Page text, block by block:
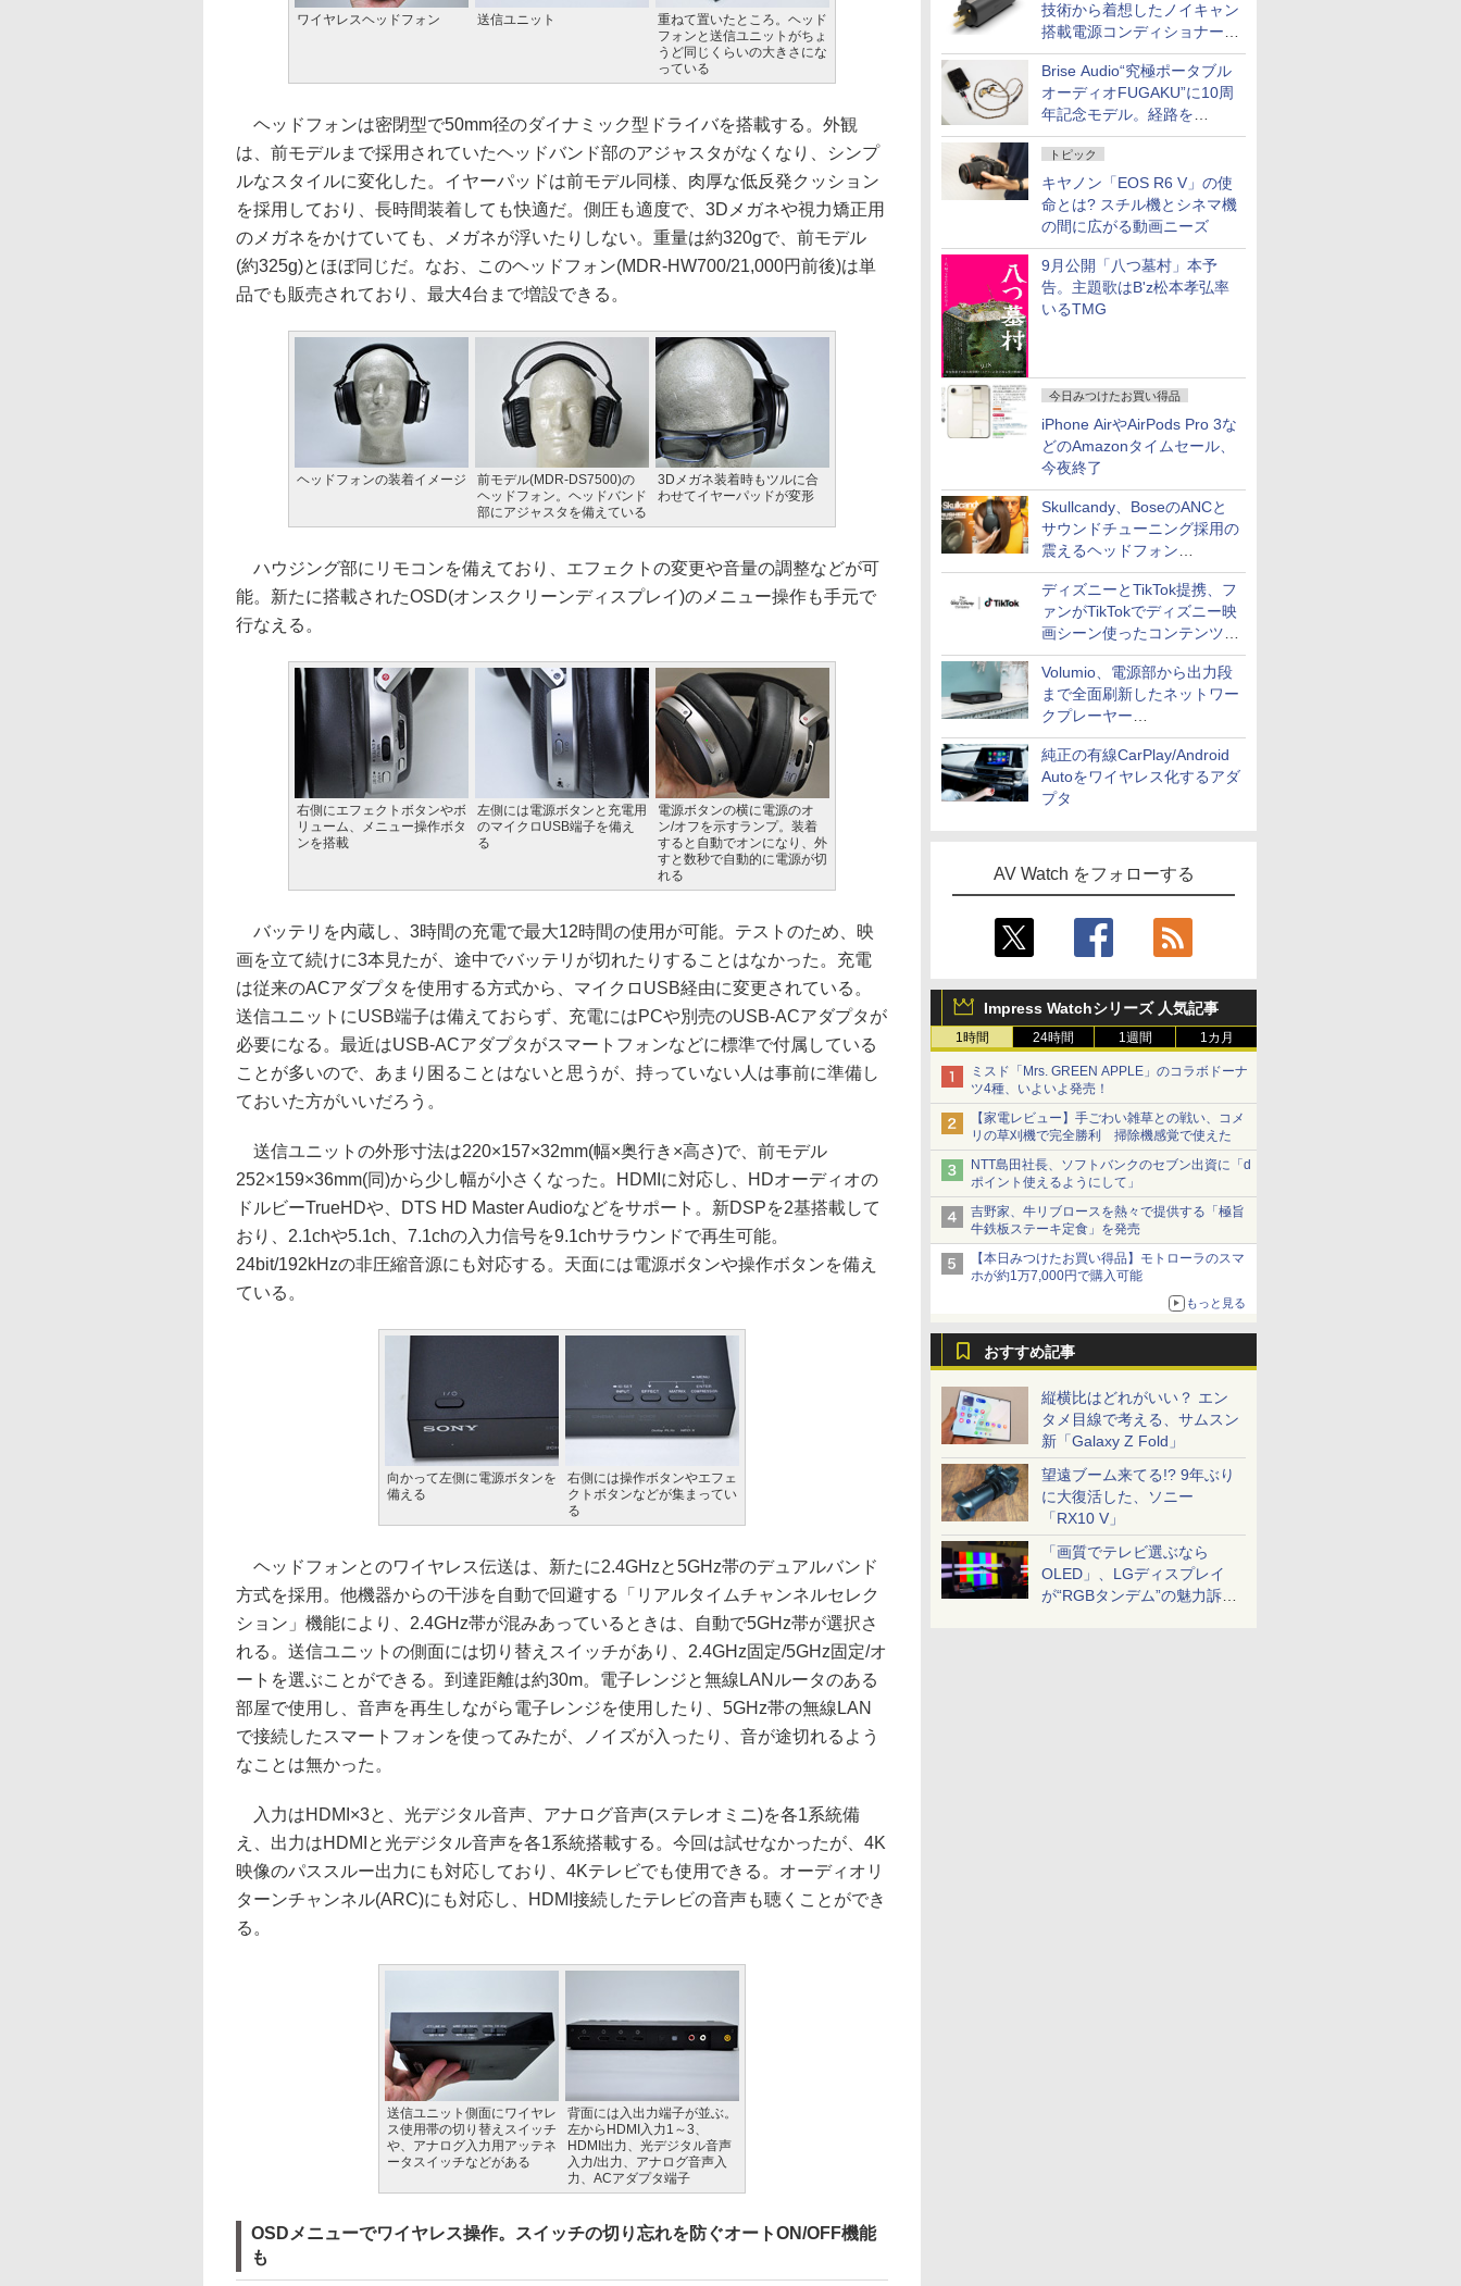
技術から着想したノイキャン
搭載電源コンディショナー
「AC iPurifier2」
Brise Audio“究極ポータブル
オーディオFUGAKU”に10周
年記念モデル。経路を
NISHIKIで統一。400万円
トピック
キヤノン「EOS R6 V」の使
命とは? スチル機とシネマ機
の間に広がる動画ニーズ
9月公開「八つ墓村」本予
告。主題歌はB'z松本孝弘率
いるTMG
今日みつけたお買い得品
iPhone AirやAirPods Pro 3な
どのAmazonタイムセール、
今夜終了
Skullcandy、BoseのANCと
サウンドチューニング採用の
震えるヘッドフォン
「Crusher 1080 ANC」
ディズニーとTikTok提携、フ
ァンがTikTokでディズニー映
画シーン使ったコンテンツ制
作、Disney+にも配信
Volumio、電源部から出力段
まで全面刷新したネットワー
クプレーヤー
「Primo（2026）」
純正の有線CarPlay/Android
Autoをワイヤレス化するアダ
プタ
AV Watch をフォローする
Impress Watchシリーズ 人気記事
1時間 24時間 1週間 1カ月
ミスド「Mrs. GREEN APPLE」のコラボドーナ
ツ4種、いよいよ発売！
【家電レビュー】手ごわい雑草との戦い、コメ
リの草刈機で完全勝利 掃除機感覚で使えた
NTT島田社長、ソフトバンクのセブン出資に「d
ポイント使えるようにして」
吉野家、牛リブロースを熱々で提供する「極旨
牛鉄板ステーキ定食」を発売
【本日みつけたお買い得品】モトローラのスマ
ホが約1万7,000円で購入可能
もっと見る
おすすめ記事
縦横比はどれがいい？ エン
タメ目線で考える、サムスン
新「Galaxy Z Fold」
望遠ブーム来てる!? 9年ぶり
に大復活した、ソニー
「RX10 V」
「画質でテレビ選ぶなら
OLED」、LGディスプレイ
が“RGBタンデム”の魅力訴
ワイヤレスヘッドフォン 送信ユニット
重ねて置いたところ。ヘッド
フォンと送信ユニットがちょ
うど同じくらいの大きさにな
っている
ヘッドフォンは密閉型で50mm径のダイナミック型ドライバを搭載する。外観
は、前モデルまで採用されていたヘッドバンド部のアジャスタがなくなり、シンプ
ルなスタイルに変化した。イヤーパッドは前モデル同様、肉厚な低反発クッション
を採用しており、長時間装着しても快適だ。側圧も適度で、3Dメガネや視力矯正用
のメガネをかけていても、メガネが浮いたりしない。重量は約320gで、前モデル
(約325g)とほぼ同じだ。なお、このヘッドフォン(MDR-HW700/21,000円前後)は単
品でも販売されており、最大4台まで増設できる。
ヘッドフォンの装着イメージ
前モデル(MDR-DS7500)の
ヘッドフォン。ヘッドバンド
部にアジャスタを備えている
3Dメガネ装着時もツルに合
わせてイヤーパッドが変形
ハウジング部にリモコンを備えており、エフェクトの変更や音量の調整などが可
能。新たに搭載されたOSD(オンスクリーンディスプレイ)のメニュー操作も手元で
行なえる。
右側にエフェクトボタンやボ
リューム、メニュー操作ボタ
ンを搭載
左側には電源ボタンと充電用
のマイクロUSB端子を備え
る
電源ボタンの横に電源のオ
ン/オフを示すランプ。装着
すると自動でオンになり、外
すと数秒で自動的に電源が切
れる
バッテリを内蔵し、3時間の充電で最大12時間の使用が可能。テストのため、映
画を立て続けに3本見たが、途中でバッテリが切れたりすることはなかった。充電
は従来のACアダプタを使用する方式から、マイクロUSB経由に変更されている。
送信ユニットにUSB端子は備えておらず、充電にはPCや別売のUSB-ACアダプタが
必要になる。最近はUSB-ACアダプタがスマートフォンなどに標準で付属している
ことが多いので、あまり困ることはないと思うが、持っていない人は事前に準備し
ておいた方がいいだろう。
送信ユニットの外形寸法は220×157×32mm(幅×奥行き×高さ)で、前モデル
252×159×36mm(同)から少し幅が小さくなった。HDMIに対応し、HDオーディオの
ドルビーTrueHDや、DTS HD Master Audioなどをサポート。新DSPを2基搭載して
おり、2.1chや5.1ch、7.1chの入力信号を9.1chサラウンドで再生可能。
24bit/192kHzの非圧縮音源にも対応する。天面には電源ボタンや操作ボタンを備え
ている。
向かって左側に電源ボタンを
備える
右側には操作ボタンやエフェ
クトボタンなどが集まってい
る
ヘッドフォンとのワイヤレス伝送は、新たに2.4GHzと5GHz帯のデュアルバンド
方式を採用。他機器からの干渉を自動で回避する「リアルタイムチャンネルセレク
ション」機能により、2.4GHz帯が混みあっているときは、自動で5GHz帯が選択さ
れる。送信ユニットの側面には切り替えスイッチがあり、2.4GHz固定/5GHz固定/オ
ートを選ぶことができる。到達距離は約30m。電子レンジと無線LANルータのある
部屋で使用し、音声を再生しながら電子レンジを使用したり、5GHz帯の無線LAN
で接続したスマートフォンを使ってみたが、ノイズが入ったり、音が途切れるよう
なことは無かった。
入力はHDMI×3と、光デジタル音声、アナログ音声(ステレオミニ)を各1系統備
え、出力はHDMIと光デジタル音声を各1系統搭載する。今回は試せなかったが、4K
映像のパススルー出力にも対応しており、4Kテレビでも使用できる。オーディオリ
ターンチャンネル(ARC)にも対応し、HDMI接続したテレビの音声も聴くことができ
る。
送信ユニット側面にワイヤレ
ス使用帯の切り替えスイッチ
や、アナログ入力用アッテネ
ータスイッチなどがある
背面には入出力端子が並ぶ。
左からHDMI入力1～3、
HDMI出力、光デジタル音声
入力/出力、アナログ音声入
力、ACアダプタ端子
OSDメニューでワイヤレス操作。スイッチの切り忘れを防ぐオートON/OFF機能
も